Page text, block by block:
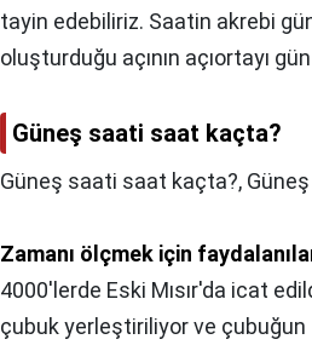
tayin edebiliriz. Saatin akrebi
oluşturduğu açının açıortayı
Güneş saati saat kaçta?
Güneş saati saat kaçta?,
Zamanı ölçmek için
4000'lerde Eski Mısır'da icat
çubuk yerleştiriliyor ve çubuğun